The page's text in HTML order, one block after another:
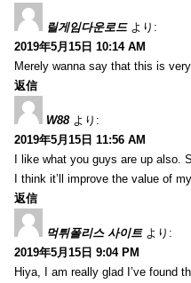
릴게임다운로드 より:
2019年5月15日 10:14 AM
Merely wanna say that this is
返信
W88 より:
2019年5月15日 11:56 AM
I like what you guys are up also.
I think it’ll improve the value of
返信
먹튀폴리스 사이트 より:
2019年5月15日 9:04 PM
Hiya, I am really glad I’ve found